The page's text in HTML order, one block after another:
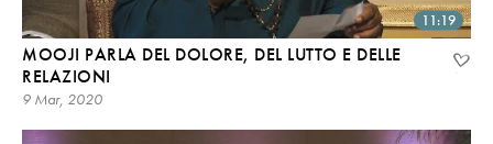
11:19
MOOJI PARLA DEL DOLORE, DEL LUTTO E DELLE
RELAZIONI
9 Mar, 2020